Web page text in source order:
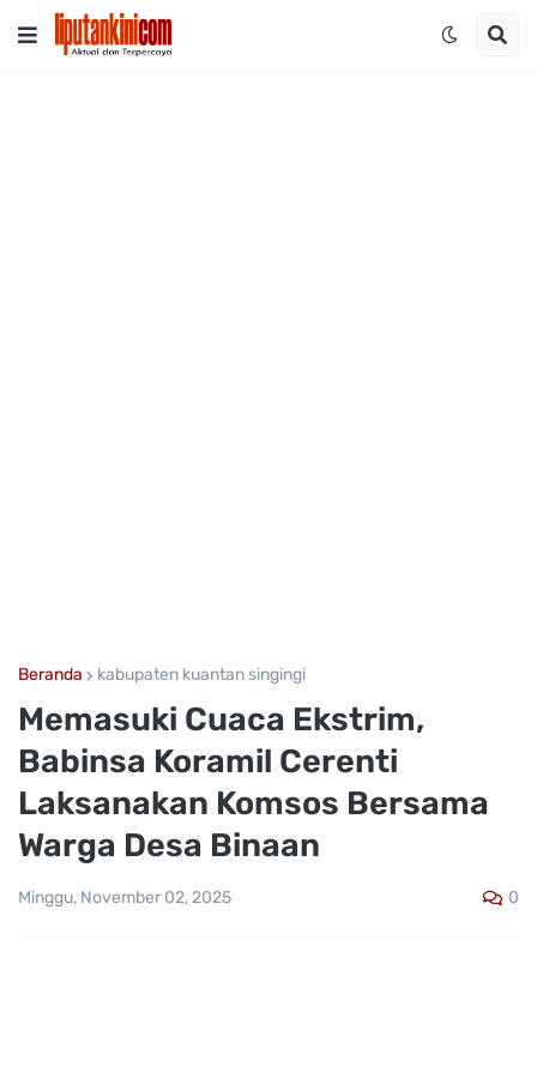
Beranda kabupaten kuantan singingi
Memasuki Cuaca Ekstrim,
Babinsa Koramil Cerenti
Laksanakan Komsos Bersama
Warga Desa Binaan
Minggu, November 02, 2025 0